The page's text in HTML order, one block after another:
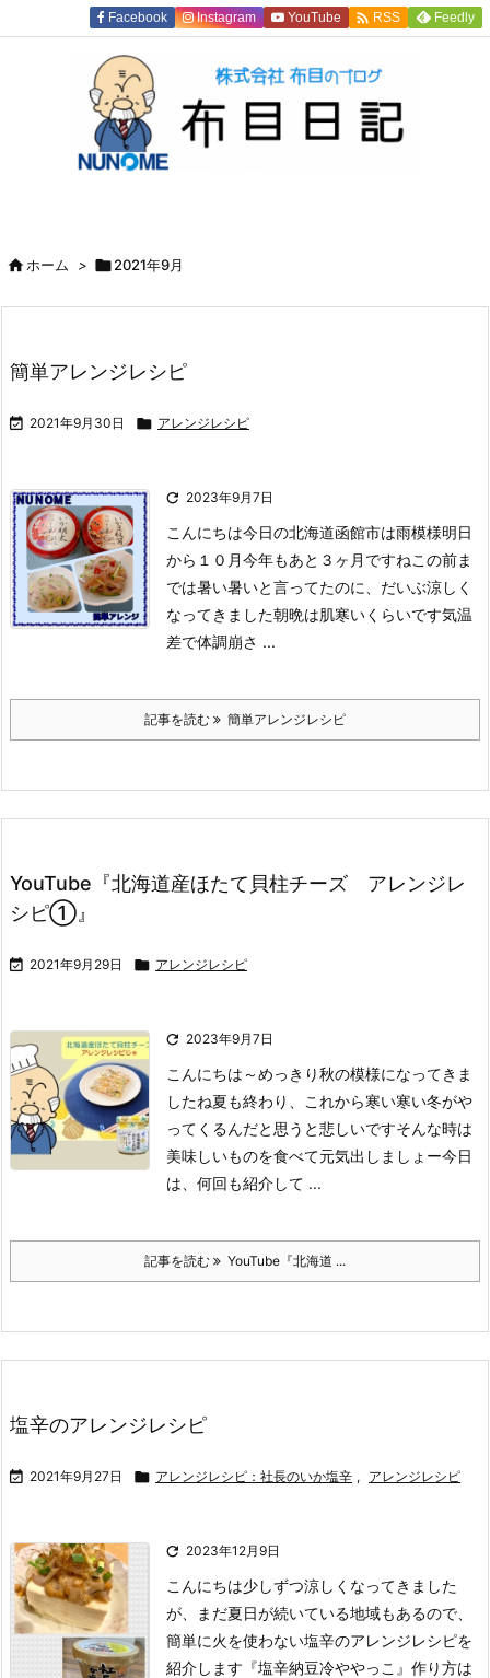
Facebook Instagram YouTube  RSS Feedly
ホーム > 2021年9月
簡単アレンジレシピ
 2021年9月30日  アレンジレシピ
 2023年9月7日
こんにちは今日の北海道函館市は雨模様明日
から１０月今年もあと３ヶ月ですねこの前ま
では暑い暑いと言ってたのに、だいぶ涼しく
なってきました朝晩は肌寒いくらいです気温
差で体調崩さ ...
記事を読む 簡単アレンジレシピ
YouTube『北海道産ほたて貝柱チーズ アレンジレ
シピ①』
 2021年9月29日  アレンジレシピ
 2023年9月7日
こんにちは～めっきり秋の模様になってきま
したね夏も終わり、これから寒い寒い冬がや
ってくるんだと思うと悲しいですそんな時は
美味しいものを食べて元気出しましょー今日
は、何回も紹介して ...
記事を読む YouTube『北海道 ...
塩辛のアレンジレシピ
 2021年9月27日  アレンジレシピ：社長のいか塩辛 , アレンジレシピ
 2023年12月9日
こんにちは少しずつ涼しくなってきました
が、まだ夏日が続いている地域もあるので、
簡単に火を使わない塩辛のアレンジレシピを
紹介します 『塩辛納豆冷ややっこ』 作り方は